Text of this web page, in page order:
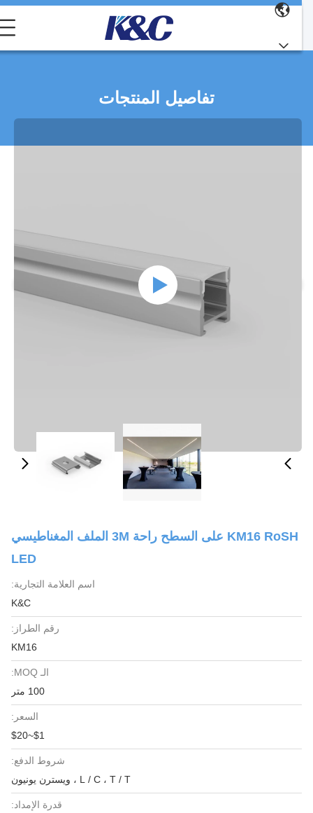
تفاصيل المنتجات
KM16 RoSH على السطح راحة 3M الملف المغناطيسي
LED
اسم العلامة التجارية:
K&C
رقم الطراز:
KM16
الـ MOQ:
100 متر
السعر:
$1~$20
شروط الدفع:
L / C ، T / T ، ويسترن يونيون
قدرة الإمداد: